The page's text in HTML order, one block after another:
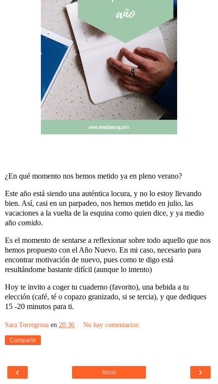
¿En qué momento nos hemos metido ya en pleno verano?
Este año está siendo una auténtica locura, y no lo estoy llevando
bien. Así, casi en un parpadeo, nos hemos metido en julio, las
vacaciones a la vuelta de la esquina como quien dice, y ya medio
año comido.
Es el momento de sentarse a reflexionar sobre todo aquello que nos
hemos propuesto con el Año Nuevo. En mi caso, necesario para
encontrar motivación de nuevo, pues como te digo está
resultándome bastante difícil (aunque lo intento)
Hoy te invito a coger tu cuaderno (favorito), una bebida a tu
elección (café, té o copazo granizado, si se tercia), y que dediques
15 -20 minutos para ti.
Sara Torregrosa en 20:36 No hay comentarios:
Compartir
‹ ›
Inicio